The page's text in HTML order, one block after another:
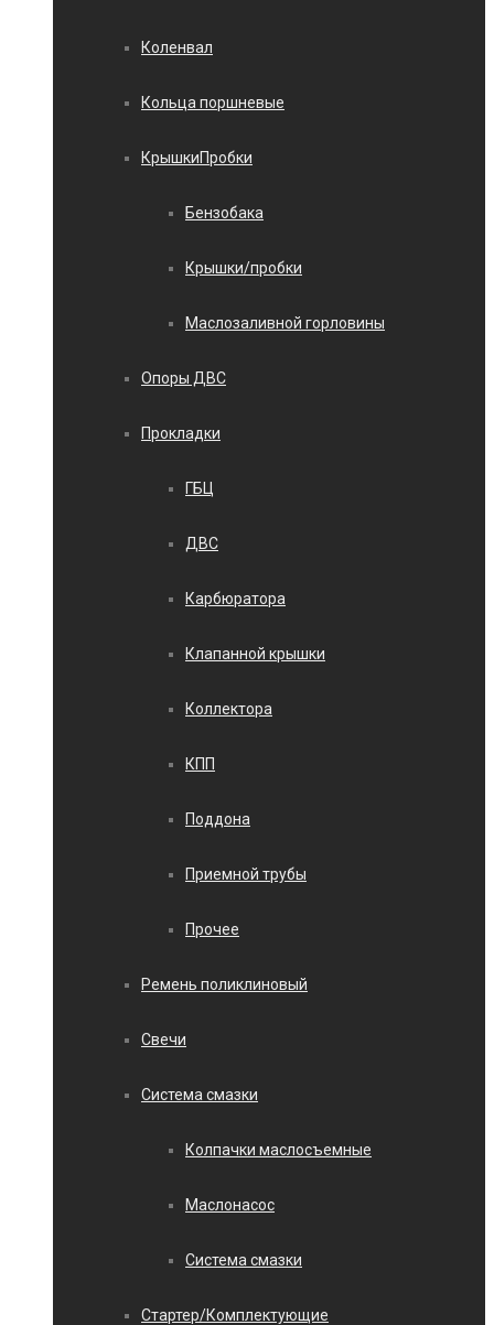
Коленвал
Кольца поршневые
КрышкиПробки
Бензобака
Крышки/пробки
Маслозаливной горловины
Опоры ДВС
Прокладки
ГБЦ
ДВС
Карбюратора
Клапанной крышки
Коллектора
КПП
Поддона
Приемной трубы
Прочее
Ремень поликлиновый
Свечи
Система смазки
Колпачки маслосъемные
Маслонасос
Система смазки
Стартер/Комплектующие